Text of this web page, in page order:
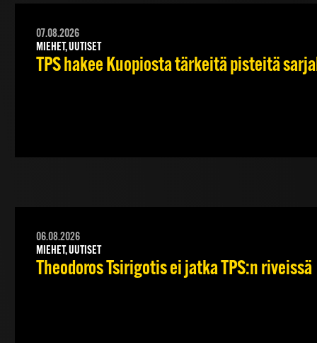
07.08.2026
MIEHET, UUTISET
TPS hakee Kuopiosta tärkeitä pisteitä
06.08.2026
MIEHET, UUTISET
Theodoros Tsirigotis ei jatka TPS:n riveissä